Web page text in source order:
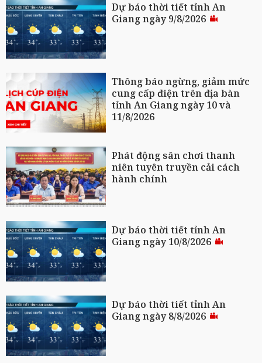
Dự báo thời tiết tỉnh An
Giang ngày 9/8/2026
Thông báo ngừng, giảm mức
cung cấp điện trên địa bàn
tỉnh An Giang ngày 10 và
11/8/2026
Phát động sân chơi thanh
niên tuyên truyền cải cách
hành chính
Dự báo thời tiết tỉnh An
Giang ngày 10/8/2026
Dự báo thời tiết tỉnh An
Giang ngày 8/8/2026